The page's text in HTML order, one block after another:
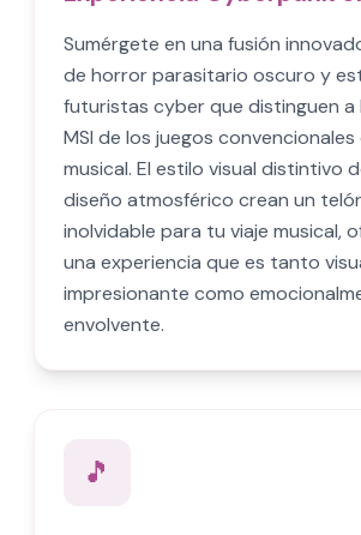
Sumérgete en una fusión
de horror parasitario oscuro y
futuristas cyber que distinguen a
MSI de los juegos
musical. El estilo visual distintivo
diseño atmosférico crean un
inolvidable para tu viaje musical,
una experiencia que es tanto
impresionante como
envolvente.
🎵